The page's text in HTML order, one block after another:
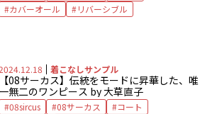
カバーオール
リバーシブル
着こなしサンプル
【08サーカス】伝統をモードに昇華した、唯
一無二のワンピース by 大草直子
08sircus 08サーカス
コート